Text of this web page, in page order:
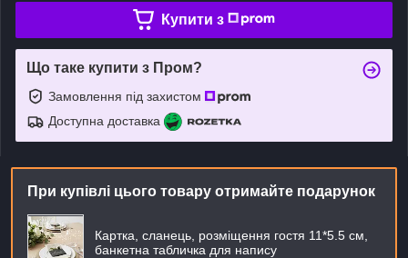
Купити з
Що таке купити з Пром?
Замовлення під захистом
Доступна доставка
При купівлі цього товару отримайте подарунок
Картка, сланець, розміщення гостя 11*5.5 см,
банкетна табличка для напису